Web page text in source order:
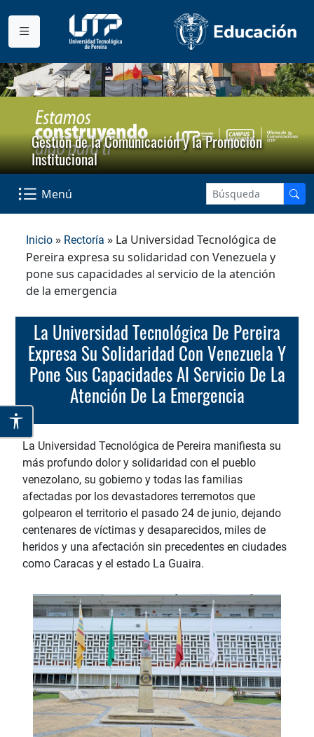
Gestión de la Comunicación y la Promoción
Institucional
Menú
Inicio » Rectoría » La Universidad Tecnológica de
Pereira expresa su solidaridad con Venezuela y
pone sus capacidades al servicio de la atención
de la emergencia
La Universidad Tecnológica De Pereira
Expresa Su Solidaridad Con Venezuela Y
Pone Sus Capacidades Al Servicio De La
Atención De La Emergencia
La Universidad Tecnológica de Pereira manifiesta su
más profundo dolor y solidaridad con el pueblo
venezolano, su gobierno y todas las familias
afectadas por los devastadores terremotos que
golpearon el territorio el pasado 24 de junio, dejando
centenares de víctimas y desaparecidos, miles de
heridos y una afectación sin precedentes en ciudades
como Caracas y el estado La Guaira.